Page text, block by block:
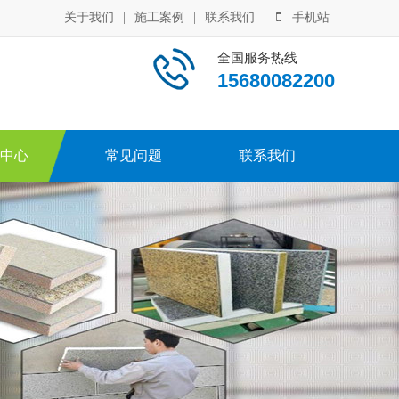
关于我们 施工案例 联系我们 手机站
全国服务热线
15680082200
心 常见问题 联系我们